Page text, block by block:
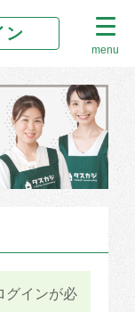
ン
menu
グインが必